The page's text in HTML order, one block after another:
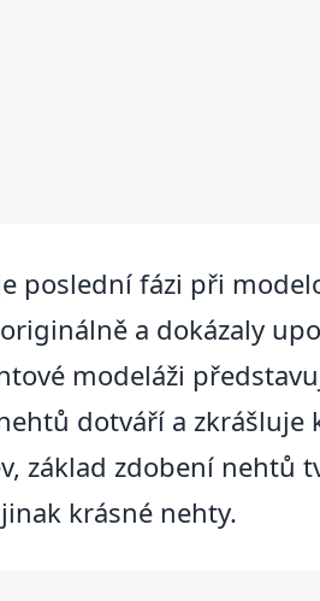
poslední fázi při
a dokázaly
modeláži
dotváří a
základ zdobení nehtů
krásné nehty.